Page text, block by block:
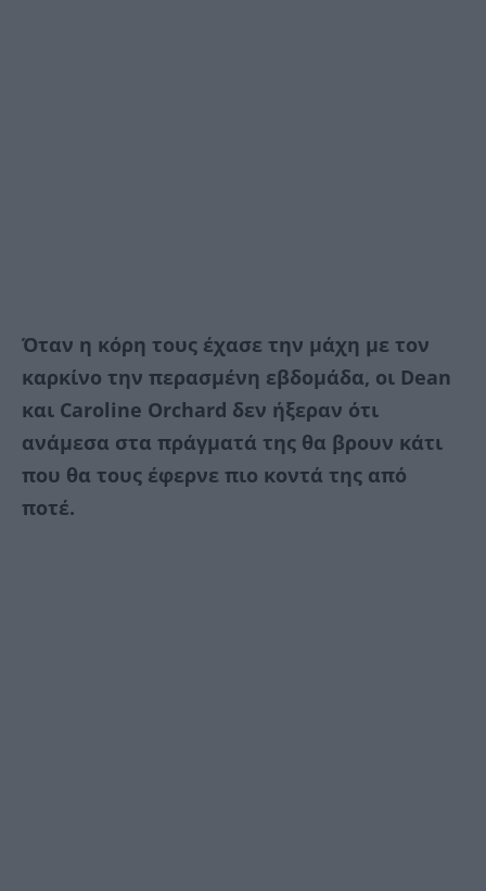
Όταν η κόρη τους έχασε την μάχη με τον
καρκίνο την περασμένη εβδομάδα, οι Dean
και Caroline Orchard δεν ήξεραν ότι
ανάμεσα στα πράγματά της θα βρουν κάτι
που θα τους έφερνε πιο κοντά της από
ποτέ.